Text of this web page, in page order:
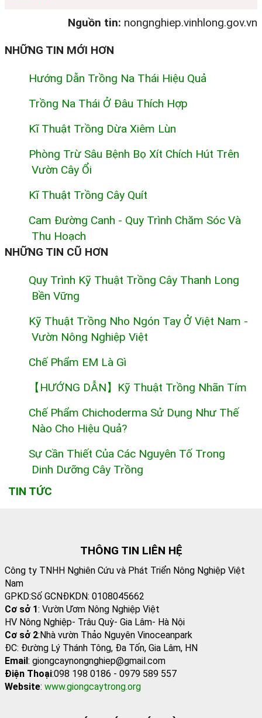
Nguồn tin: nongnghiep.vinhlong.gov.vn
NHỮNG TIN MỚI HƠN
Hướng Dẫn Trồng Na Thái Hiệu Quả
Trồng Na Thái Ở Đâu Thích Hợp
Kĩ Thuật Trồng Dừa Xiêm Lùn
Phòng Trừ Sâu Bệnh Bọ Xít Chích Hút Trên
Vườn Cây Ổi
Kĩ Thuật Trồng Cây Quít
Cam Đường Canh - Quy Trình Chăm Sóc Và
Thu Hoạch
NHỮNG TIN CŨ HƠN
Quy Trình Kỹ Thuật Trồng Cây Thanh Long
Bền Vững
Kỹ Thuật Trồng Nho Ngón Tay Ở Việt Nam -
Vườn Nông Nghiệp Việt
Chế Phẩm EM Là Gì
【HƯỚNG DẪN】Kỹ Thuật Trồng Nhãn Tím
Chế Phẩm Chichoderma Sử Dụng Như Thế
Nào Cho Hiệu Quả?
Sự Cần Thiết Của Các Nguyên Tố Trong
Dinh Dưỡng Cây Trồng
TIN TỨC
THÔNG TIN LIÊN HỆ
Công ty TNHH Nghiên Cứu và Phát Triển Nông Nghiệp Việt
Nam
GPKD:Số GCNĐKDN: 0108045662
Cơ sở 1: Vườn Ươm Nông Nghiệp Việt
HV Nông Nghiệp- Trâu Quỳ- Gia Lâm- Hà Nội
Cơ sở 2:Nhà vườn Thảo Nguyên Vinoceanpark
ĐC: Đường Lý Thánh Tông, Đa Tốn, Gia Lâm, HN
Email: giongcaynongnghiep@gmail.com
Điện Thoại:098 198 0186 - 0979 589 557
Website: www.giongcaytrong.org